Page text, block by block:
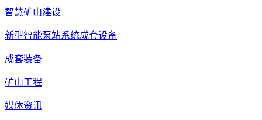
智慧矿山建设
新型智能泵站系统成套设备
成套装备
矿山工程
媒体资讯